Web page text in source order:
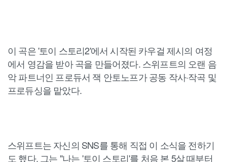
이 곡은 '토이 스토리2'에서 시작된 카우걸 제시의 여정
에서 영감을 받아 곡을 만들어졌다. 스위프트의 오랜 음
악 파트너인 프로듀서 잭 안토노프가 공동 작사·작곡 및
프로듀싱을 맡았다.
스위프트는 자신의 SNS를 통해 직접 이 소식을 전하기
도 했다. 그는 "나는 '토이 스토리'를 처음 본 5살 때부터